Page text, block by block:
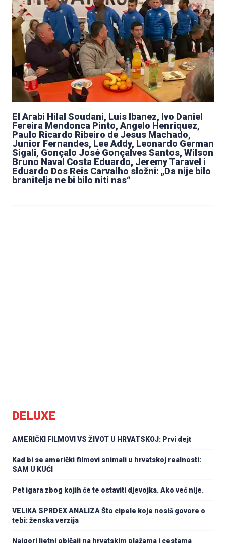
El Arabi Hilal Soudani, Luis Ibanez, Ivo Daniel
Fereira Mendonca Pinto, Angelo Henriquez,
Paulo Ricardo Ribeiro de Jesus Machado,
Junior Fernandes, Lee Addy, Leonardo German
Sigali, Gonçalo José Gonçalves Santos, Wilson
Bruno Naval Costa Eduardo, Jeremy Taravel i
Eduardo Dos Reis Carvalho složni: „Da nije bilo
branitelja ne bi bilo niti nas“
DELUXE
AMERIČKI FILMOVI VS ŽIVOT U HRVATSKOJ: Prvi dejt
Kad bi se američki filmovi snimali u hrvatskoj realnosti:
SAM U KUĆI
Pet igara zbog kojih će te ostaviti djevojka. Ako već nije.
VELIKA SPRDEX ANALIZA Što cipele koje nosiš govore o
tebi: ženska verzija
Najgori ljetni običaji na hrvatskim plažama i cestama